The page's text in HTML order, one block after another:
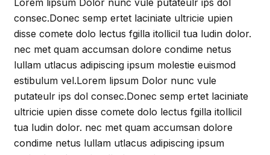
Lorem lipsum Dolor nunc vule putateulr ips dol
consec.Donec semp ertet laciniate ultricie upien
disse comete dolo lectus fgilla itollicil tua ludin dolor.
nec met quam accumsan dolore condime netus
lullam utlacus adipiscing ipsum molestie euismod
estibulum vel.Lorem lipsum Dolor nunc vule
putateulr ips dol consec.Donec semp ertet laciniate
ultricie upien disse comete dolo lectus fgilla itollicil
tua ludin dolor. nec met quam accumsan dolore
condime netus lullam utlacus adipiscing ipsum